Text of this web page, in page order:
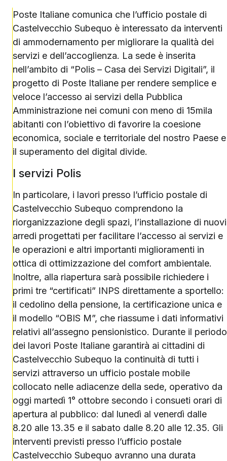
Poste Italiane comunica che l’ufficio postale di
Castelvecchio Subequo è interessato da interventi
di ammodernamento per migliorare la qualità dei
servizi e dell’accoglienza. La sede è inserita
nell’ambito di “Polis – Casa dei Servizi Digitali”, il
progetto di Poste Italiane per rendere semplice e
veloce l’accesso ai servizi della Pubblica
Amministrazione nei comuni con meno di 15mila
abitanti con l’obiettivo di favorire la coesione
economica, sociale e territoriale del nostro Paese e
il superamento del digital divide.
I servizi Polis
In particolare, i lavori presso l’ufficio postale di
Castelvecchio Subequo comprendono la
riorganizzazione degli spazi, l’installazione di nuovi
arredi progettati per facilitare l’accesso ai servizi e
le operazioni e altri importanti miglioramenti in
ottica di ottimizzazione del comfort ambientale.
Inoltre, alla riapertura sarà possibile richiedere i
primi tre “certificati” INPS direttamente a sportello:
il cedolino della pensione, la certificazione unica e
il modello “OBIS M”, che riassume i dati informativi
relativi all’assegno pensionistico. Durante il periodo
dei lavori Poste Italiane garantirà ai cittadini di
Castelvecchio Subequo la continuità di tutti i
servizi attraverso un ufficio postale mobile
collocato nelle adiacenze della sede, operativo da
oggi martedì 1° ottobre secondo i consueti orari di
apertura al pubblico: dal lunedì al venerdì dalle
8.20 alle 13.35 e il sabato dalle 8.20 alle 12.35. Gli
interventi previsti presso l’ufficio postale
Castelvecchio Subequo avranno una durata